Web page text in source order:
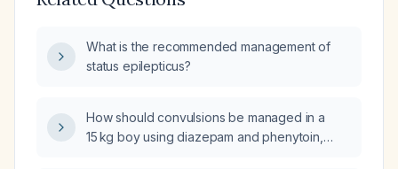
What is the recommended management of
status epilepticus?
How should convulsions be managed in a
15 kg boy using diazepam and phenytoin,